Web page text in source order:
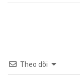
Theo dõi